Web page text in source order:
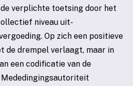
verplichte toetsing door het
niveau uit-
Op zich een positieve
de drempel verlaagt, maar in
een codificatie van de